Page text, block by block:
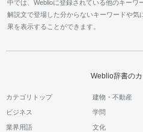
中では、Weblioに登録されている他のキーワ
解説文で登場した分からないキーワードや
果を表示することができます。
Weblio辞書の
カテゴリトップ 建物・不動産
ビジネス 学問
業界用語 文化